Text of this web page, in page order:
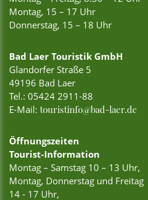
Montag, 15 – 17 Uhr
Donnerstag, 15 – 18 Uhr
Bad Laer Touristik GmbH
Glandorfer Straße 5
49196 Bad Laer
Tel.: 05424 2911-88
E-Mail: touristinfo@bad-laer.de
Öffnungszeiten
Tourist-Information
Montag – Samstag 10 – 13 Uhr,
Montag, Donnerstag und Freitag
14 - 17 Uhr,